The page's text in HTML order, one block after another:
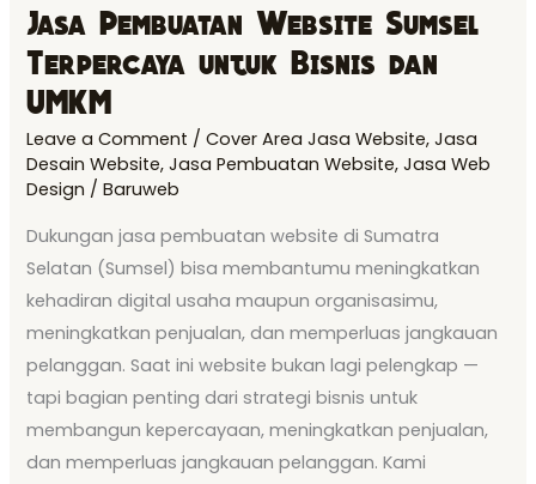
Jasa Pembuatan Website Sumsel
Terpercaya untuk Bisnis dan
UMKM
Leave a Comment /Cover Area Jasa Website,Jasa
Desain Website,Jasa Pembuatan Website,Jasa Web
Design /Baruweb
Dukungan jasa pembuatan website di Sumatra
Selatan (Sumsel) bisa membantumu meningkatkan
kehadiran digital usaha maupun organisasimu,
meningkatkan penjualan, dan memperluas jangkauan
pelanggan. Saat ini website bukan lagi pelengkap —
tapi bagian penting dari strategi bisnis untuk
membangun kepercayaan, meningkatkan penjualan,
dan memperluas jangkauan pelanggan. Kami